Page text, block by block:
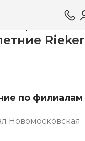
Rieker
по филиалам
Новомосковская: